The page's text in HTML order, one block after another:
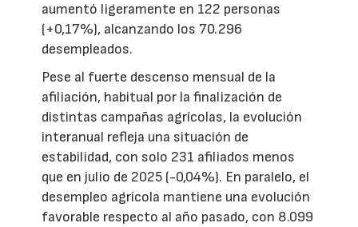
aumentó ligeramente en 122 personas
(+0,17%), alcanzando los 70.296
desempleados.
Pese al fuerte descenso mensual de la
afiliación, habitual por la finalización de
distintas campañas agrícolas, la evolución
interanual refleja una situación de
estabilidad, con solo 231 afiliados menos
que en julio de 2025 (-0,04%). En paralelo, el
desempleo agrícola mantiene una evolución
favorable respecto al año pasado, con 8.099